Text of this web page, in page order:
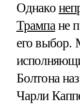
Однако
Трампане
его выбор.
Болтона
Чарли